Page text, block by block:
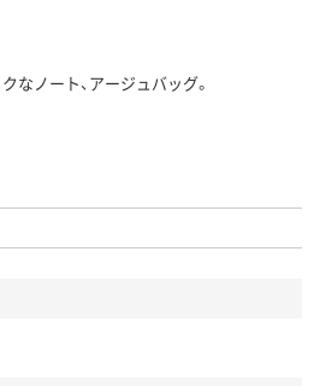
なノート、アージュバッグ。